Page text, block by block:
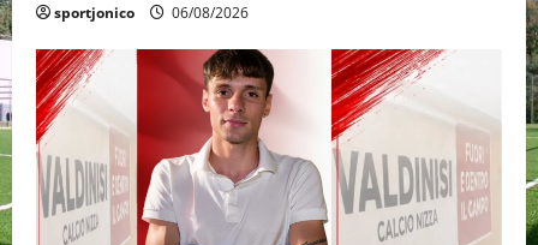
sportjonico 06/08/2026